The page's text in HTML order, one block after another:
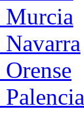
Murcia